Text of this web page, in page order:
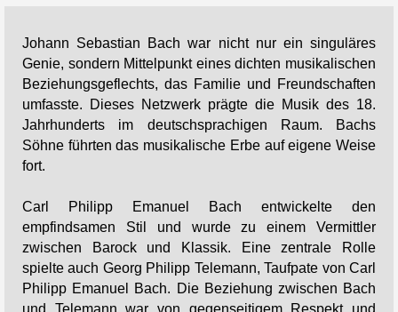
Johann Sebastian Bach war nicht nur ein singuläres
Genie, sondern Mittelpunkt eines dichten musikalischen
Beziehungsgeflechts, das Familie und Freundschaften
umfasste. Dieses Netzwerk prägte die Musik des 18.
Jahrhunderts im deutschsprachigen Raum. Bachs
Söhne führten das musikalische Erbe auf eigene Weise
fort.
Carl Philipp Emanuel Bach entwickelte den
empfindsamen Stil und wurde zu einem Vermittler
zwischen Barock und Klassik. Eine zentrale Rolle
spielte auch Georg Philipp Telemann, Taufpate von Carl
Philipp Emanuel Bach. Die Beziehung zwischen Bach
und Telemann war von gegenseitigem Respekt und